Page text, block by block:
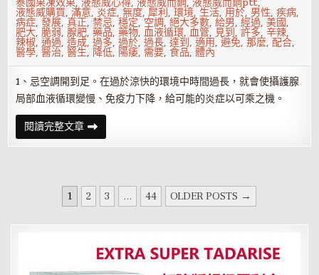
液態威購買,滿意, 炎症,無度,犀利,環境,生活, 用於, 男性,疾病,
病症,發展,真正,禁忌,穩定, 空調,絕大多數,給男,經過,美國,
肥大,脆弱,腺肥,藥品,藥物,血液循環,血管, 見到,許多,辛辣,
辣椒,通過,造成,過多,過於,過長,達到,適用,避免,那麼,配合,
醫學,醫治,醫生, 降低, 陽痿, 需要,食品,體內
1、忌空調開到足。在過於涼快的環境中時間過長，就會使攝護腺
局部血液循環變慢、免疫力下降，給可能的炎症以可乘之機。
閱讀完整文章慢
性
攝
炎
患
者
禁
哪
1 2 3 ... 44 OLDER POSTS →